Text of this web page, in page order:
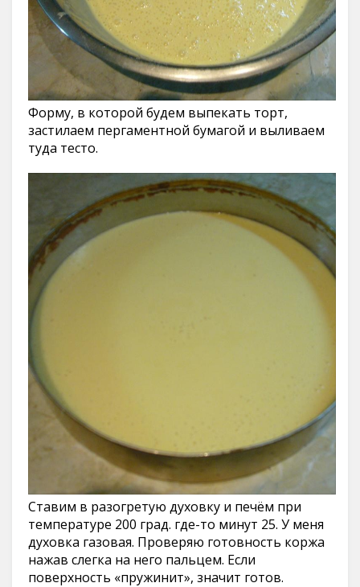
Форму, в которой будем выпекать торт,
застилаем пергаментной бумагой и выливаем
туда тесто.
Ставим в разогретую духовку и печём при
температуре 200 град. где-то минут 25. У меня
духовка газовая. Проверяю готовность коржа
нажав слегка на него пальцем. Если
поверхность «пружинит», значит готов.